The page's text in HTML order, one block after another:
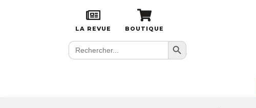
LA REVUE BOUTIQUE
Search
for:
Search Button